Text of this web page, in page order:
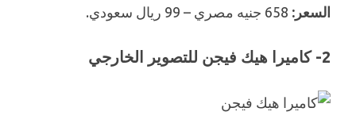
السعر: 658 جنيه مصري – 99 ريال سعودي.
2- كاميرا هيك فيجن للتصوير الخارجي